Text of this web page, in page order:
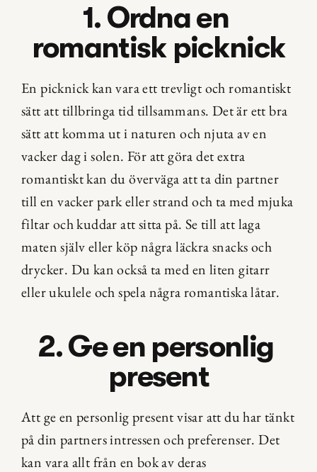
1. Ordna en
romantisk picknick
En picknick kan vara ett trevligt och romantiskt
sätt att tillbringa tid tillsammans. Det är ett bra
sätt att komma ut i naturen och njuta av en
vacker dag i solen. För att göra det extra
romantiskt kan du överväga att ta din partner
till en vacker park eller strand och ta med mjuka
filtar och kuddar att sitta på. Se till att laga
maten själv eller köp några läckra snacks och
drycker. Du kan också ta med en liten gitarr
eller ukulele och spela några romantiska låtar.
2. Ge en personlig
present
Att ge en personlig present visar att du har tänkt
på din partners intressen och preferenser. Det
kan vara allt från en bok av deras